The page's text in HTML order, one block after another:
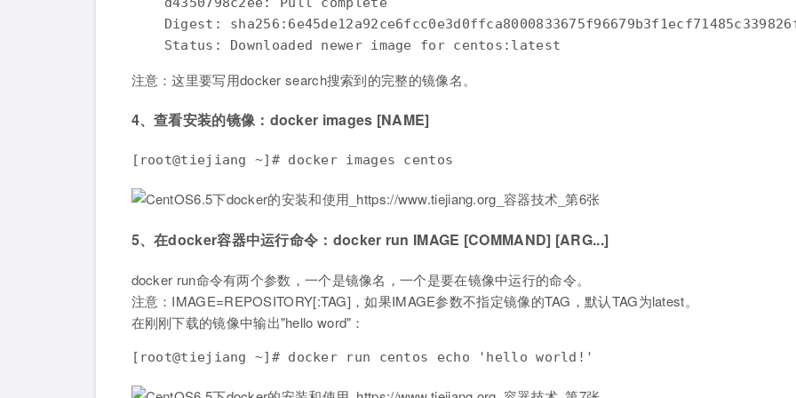
Digest:
    Status: Downloaded newer image for centos:latest
注意：这里要写用docker search搜索到的完整的镜像名。
4、查看安装的镜像：docker images [NAME]
[root@tiejiang ~]# docker images centos
5、在docker容器中运行命令：docker run IMAGE [COMMAND] [ARG...]
docker run命令有两个参数，一个是镜像名，一个是要在镜像中运行的命令。
注意：IMAGE=REPOSITORY[:TAG]，如果IMAGE参数不指定镜像的TAG，默认TAG为latest。
在刚刚下载的镜像中输出"hello word"：
[root@tiejiang ~]# docker run centos echo 'hello world!'